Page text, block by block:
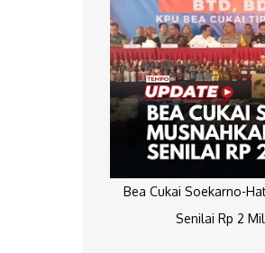
Bea Cukai Soekarno-
Senilai Rp 2